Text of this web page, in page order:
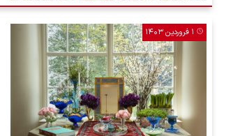
۱ فروردین ۱۴۰۳